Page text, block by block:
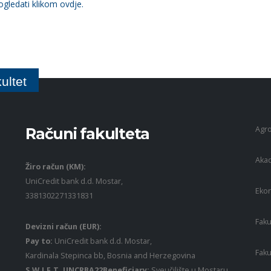
klikom ovdje.
Računi fakulteta
Žiro račun (KM):
UniCredit bank d.d. Mostar,
3381302271331831
Devizni račun (EUR):
Pay to: UniCredit bank d.d. Mostar,
Kardinala Stepinca bb, Bosnia and Herzegovina